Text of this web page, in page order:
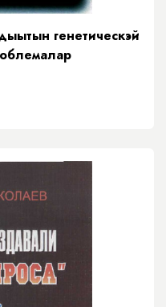
генетическэй